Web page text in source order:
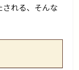
れる、そんな